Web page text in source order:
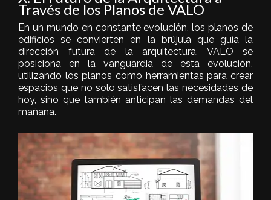
Través de los Planos de VALO
En un mundo en constante evolución, los planos de
edificios se convierten en la brújula que guía la
dirección futura de la arquitectura. VALO se
posiciona en la vanguardia de esta evolución,
utilizando los planos como herramientas para crear
espacios que no solo satisfacen las necesidades de
hoy, sino que también anticipan las demandas del
mañana.